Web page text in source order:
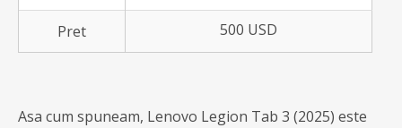
Pret 500 USD
Asa cum spuneam, Lenovo Legion Tab 3 (2025) este